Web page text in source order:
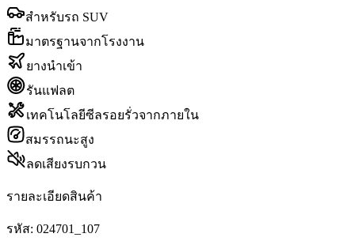
สำหรับรถ SUV
มาตรฐานจากโรงงาน
ยางนำเข้า
รันแฟลต
เทคโนโลยีซีลรอยรั่วจากภายใน
สมรรถนะสูง
ลดเสียงรบกวน
รายละเอียดสินค้า
รหัส: 024701_107